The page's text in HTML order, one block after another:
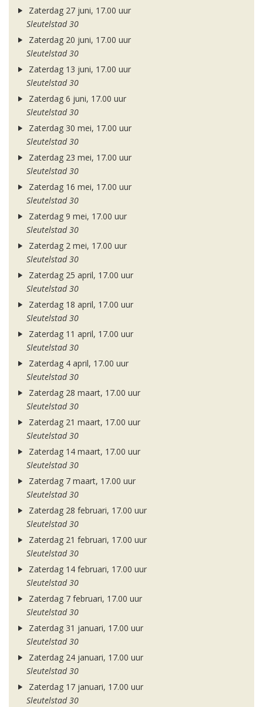
Zaterdag 27 juni, 17.00 uur
Sleutelstad 30
Zaterdag 20 juni, 17.00 uur
Sleutelstad 30
Zaterdag 13 juni, 17.00 uur
Sleutelstad 30
Zaterdag 6 juni, 17.00 uur
Sleutelstad 30
Zaterdag 30 mei, 17.00 uur
Sleutelstad 30
Zaterdag 23 mei, 17.00 uur
Sleutelstad 30
Zaterdag 16 mei, 17.00 uur
Sleutelstad 30
Zaterdag 9 mei, 17.00 uur
Sleutelstad 30
Zaterdag 2 mei, 17.00 uur
Sleutelstad 30
Zaterdag 25 april, 17.00 uur
Sleutelstad 30
Zaterdag 18 april, 17.00 uur
Sleutelstad 30
Zaterdag 11 april, 17.00 uur
Sleutelstad 30
Zaterdag 4 april, 17.00 uur
Sleutelstad 30
Zaterdag 28 maart, 17.00 uur
Sleutelstad 30
Zaterdag 21 maart, 17.00 uur
Sleutelstad 30
Zaterdag 14 maart, 17.00 uur
Sleutelstad 30
Zaterdag 7 maart, 17.00 uur
Sleutelstad 30
Zaterdag 28 februari, 17.00 uur
Sleutelstad 30
Zaterdag 21 februari, 17.00 uur
Sleutelstad 30
Zaterdag 14 februari, 17.00 uur
Sleutelstad 30
Zaterdag 7 februari, 17.00 uur
Sleutelstad 30
Zaterdag 31 januari, 17.00 uur
Sleutelstad 30
Zaterdag 24 januari, 17.00 uur
Sleutelstad 30
Zaterdag 17 januari, 17.00 uur
Sleutelstad 30